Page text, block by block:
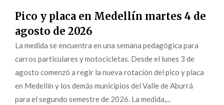
Pico y placa en Medellín martes 4 de
agosto de 2026
La medida se encuentra en una semana pedagógica para
carros particulares y motocicletas. Desde el lunes 3 de
agosto comenzó a regir la nueva rotación del pico y placa
en Medellín y los demás municipios del Valle de Aburrá
para el segundo semestre de 2026. La medida,...